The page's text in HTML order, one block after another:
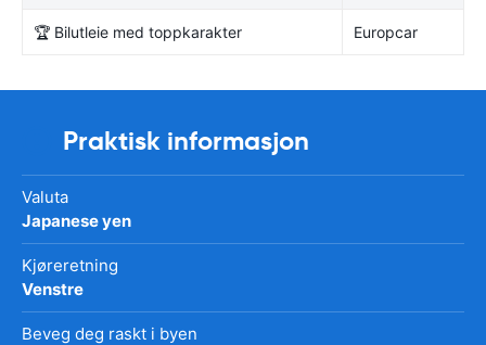
🏆 Bilutleie med toppkarakter Europcar
Praktisk informasjon
Valuta
Japanese yen
Kjøreretning
Venstre
Beveg deg raskt i byen